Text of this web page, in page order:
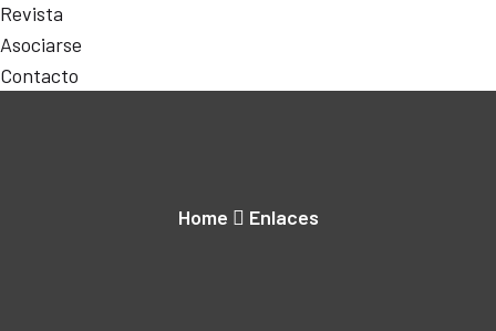
Revista
Asociarse
Contacto
Home Enlaces